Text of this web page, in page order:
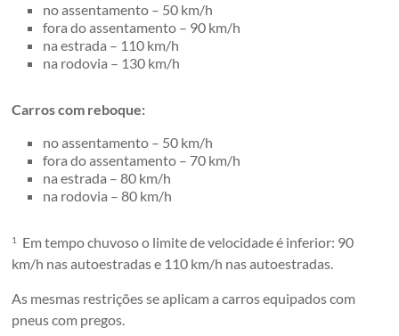
no assentamento – 50 km/h
fora do assentamento – 90 km/h
na estrada – 110 km/h
na rodovia – 130 km/h
Carros com reboque:
no assentamento – 50 km/h
fora do assentamento – 70 km/h
na estrada – 80 km/h
na rodovia – 80 km/h
1
Em tempo chuvoso o limite de velocidade é inferior: 90
km/h nas autoestradas e 110 km/h nas autoestradas.
As mesmas restrições se aplicam a carros equipados com
pneus com pregos.